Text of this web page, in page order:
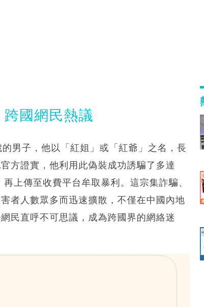
國網民熱議
男子，他以「紅姐」或「紅爺」之名，長
方證實，他利用此偽裝成功誘騙了多達
上傳至收費平台牟取暴利。這宗集詐騙、
者人數眾多而迅速擴散，不僅在中國內地
民直呼不可思議，成為跨國界的網絡迷